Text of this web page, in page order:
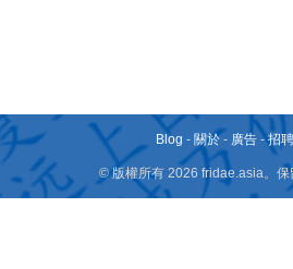
Blog - 關於 - 廣告 -招
© 版權所有 2026 fridae.asia。